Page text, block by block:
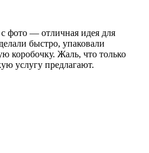
фото — отличная идея для
быстро, упаковали
коробочку. Жаль, что только
услугу предлагают.